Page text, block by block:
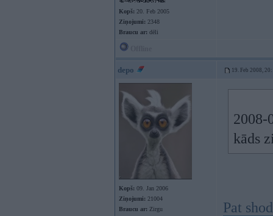
Kopš: 20. Feb 2005
Ziņojumi: 2348
Braucu ar: dēli
depo 19. Feb 2008,
Kopš: 09. Jan 2006
Ziņojumi: 21004
Braucu ar: Zirgu
2008-
kāds
Pat